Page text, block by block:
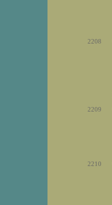
2208
2209
2210